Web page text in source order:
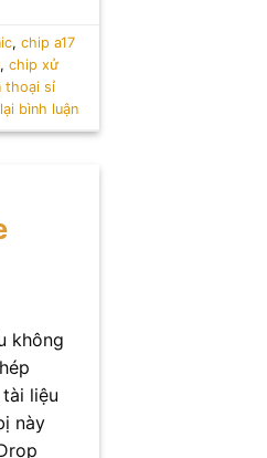
,chip a17
,chip xử
thoại sỉ
bình luận
không
liệu
này